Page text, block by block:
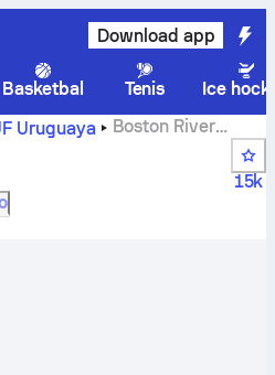
Download app
Basketbal Tenis
Ice
Uruguaya
Boston River
a štatistiky hráčov
15k